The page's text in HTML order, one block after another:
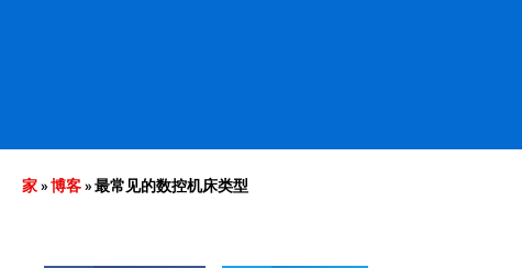
家»博客»最常见的数控机床类型